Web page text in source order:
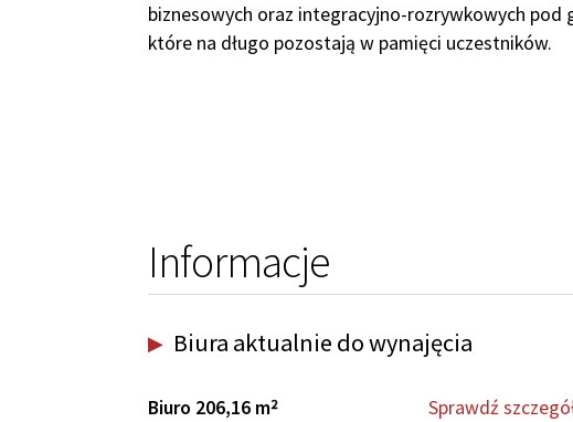
biznesowych oraz integracyjno-rozrywkowych pod
które na długo pozostają w pamięci uczestników.
Informacje
Biura aktualnie do wynajęcia
Biuro 206,16 m2 Sprawdź